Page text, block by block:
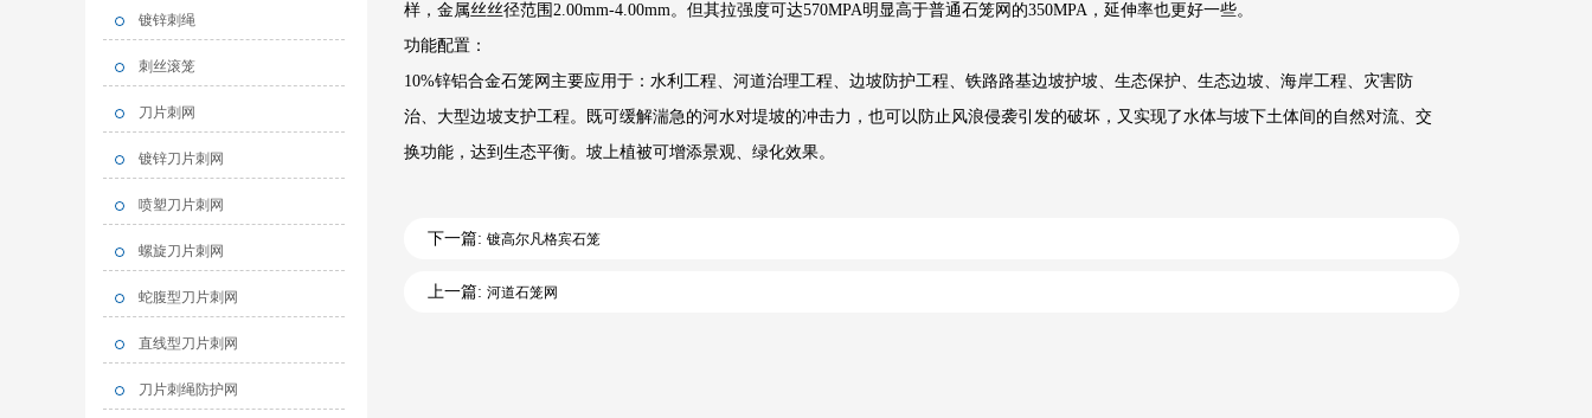
镀锌刺绳
刺丝滚笼
刀片刺网
镀锌刀片刺网
喷塑刀片刺网
螺旋刀片刺网
蛇腹型刀片刺网
直线型刀片刺网
刀片刺绳防护网
样，金属丝丝径范围2.00mm-4.00mm。但其拉强度可达570MPA明显高于普通石笼网的350MPA，延伸率也更好一些。
功能配置：
10%锌铝合金石笼网主要应用于：水利工程、河道治理工程、边坡防护工程、铁路路基边坡护坡、生态保护、生态边坡、海岸工程、灾害防
治、大型边坡支护工程。既可缓解湍急的河水对堤坡的冲击力，也可以防止风浪侵袭引发的破坏，又实现了水体与坡下土体间的自然对流、交
换功能，达到生态平衡。坡上植被可增添景观、绿化效果。
下一篇: 镀高尔凡格宾石笼
上一篇: 河道石笼网